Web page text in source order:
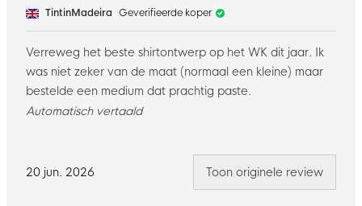
20 jun. 2026
TintinMadeira Geverifieerde koper
Verreweg het beste shirtontwerp op het WK dit jaar. Ik
was niet zeker van de maat (normaal een kleine) maar
bestelde een medium dat prachtig paste.
Automatisch vertaald
Toon originele review